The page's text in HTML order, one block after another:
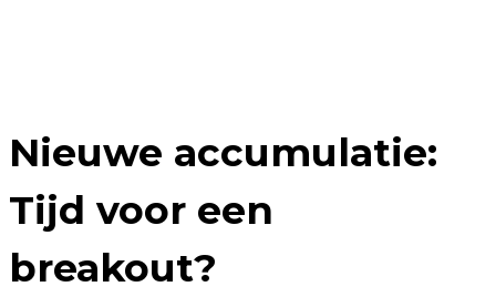
Nieuwe accumulatie:
Tijd voor een
breakout?